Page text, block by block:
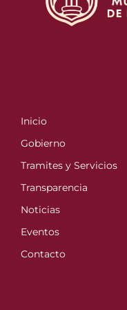
Inicio
Gobierno
Tramites y Servicios
Transparencia
Noticias
Eventos
Contacto